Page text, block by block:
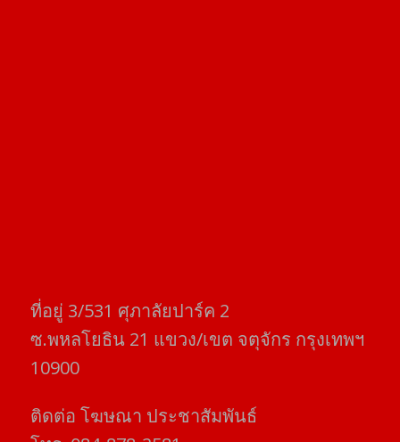
ที่อยู่​ 3/531​ ศุภาลัยปาร์ค​ 2
ซ.พหลโยธิน​ 21​ แขวง/เขต​ จตุจักร​ กรุงเทพฯ
10900
ติดต่อ​ โฆษณา​ ประชาสัมพันธ์